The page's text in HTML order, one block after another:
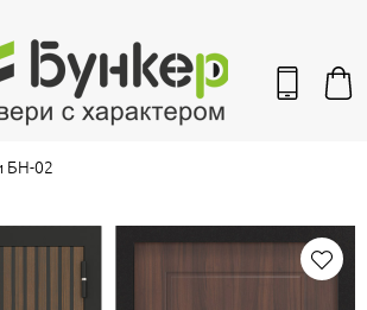
БН-02